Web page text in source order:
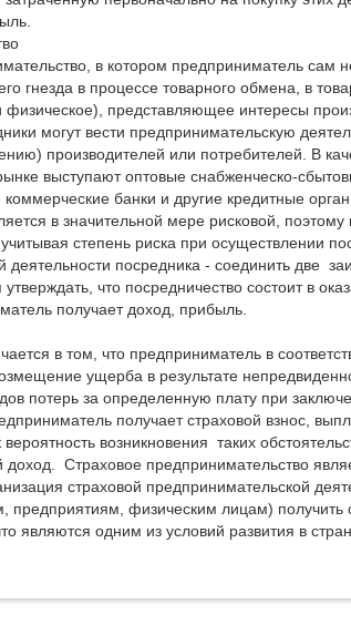
в котором предприниматель сам
гнезда в процессе товарного обмена, в
представляющее интересы
могут вести предпринимательскую
производителей или потребителей. В
выступают оптовые снабженческо-
банки и другие кредитные
в значительной мере рисковой,
степень риска при осуществлении
посредника - соединить две
что посредничество состоит в
получает доход, прибыль.
в том, что предприниматель в
ущерба в результате
потерь за определенную плату при
получает страховой взнос,
возникновения таких
доход. Страховое предпринимательство
страховой предпринимательской
предприятиям, физическим лицам)
являются одним из условий развития в